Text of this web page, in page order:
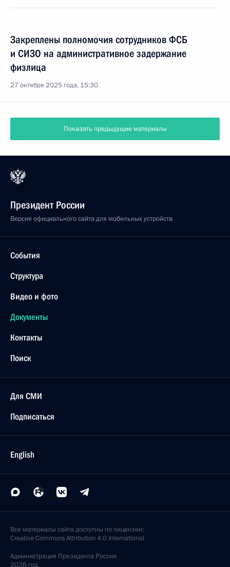
Закреплены полномочия сотрудников ФСБ
и СИЗО на административное задержание
физлица
27 октября 2025 года, 15:30
Показать предыдущие материалы
Президент России
Версия официального сайта для мобильных устройств
События
Структура
Видео и фото
Документы
Контакты
Поиск
Для СМИ
Подписаться
English
Все материалы сайта доступны по лицензии:
Creative Commons Attribution 4.0 International
Администрация Президента России
2026 год